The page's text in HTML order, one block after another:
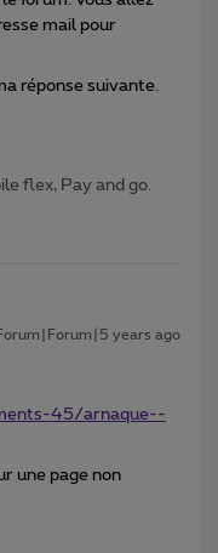
mail pour
réponse suivante.
flex, Pay and go.
years ago
45/arnaque--
une page non